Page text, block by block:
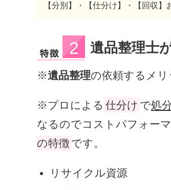
【分別】・【仕分け】・【回収】
遺品整理士
※遺品整理の依頼するメリ
※プロによる 仕分け で処
なるのでコストパフォー
の特徴 です。
リサイクル資源